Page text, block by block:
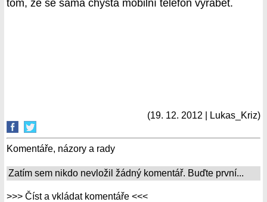
tom, že se sama chystá mobilní telefon vyrábět.
(19. 12. 2012 | Lukas_Kriz)
Komentáře, názory a rady
Zatím sem nikdo nevložil žádný komentář. Buďte první...
>>> Číst a vkládat komentáře <<<